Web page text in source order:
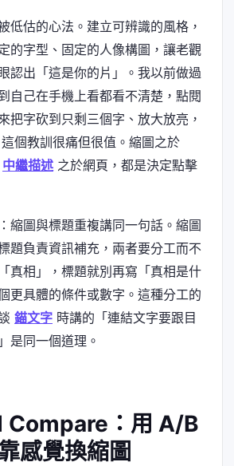
低估的心法。建立可辨識的風格，
的字型、固定的人像構圖，讓老觀
認出「這是你的片」。我以前做過
自己在手機上看都看不清楚，點閱
把字砍到只剩三個字、放大放亮，
個教訓很痛但很值。縮圖之於
中繼描述 之於網頁，都是決定點擊
縮圖與標題重複講同一句話。縮圖
題負責資訊補充，兩者要分工而不
真相」，標題就別再寫「真相是什
更具體的條件或數字。這種分工的
錨文字 時講的「連結文字要跟目
是同一個道理。
Compare：用 A/B
感覺換縮圖